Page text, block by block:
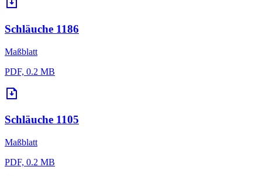
Schläuche 1186
Maßblatt
PDF, 0.2 MB
Schläuche 1105
Maßblatt
PDF, 0.2 MB